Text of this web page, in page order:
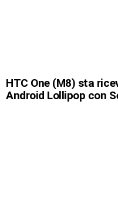
HTC One (M8) sta
Android Lollipop con